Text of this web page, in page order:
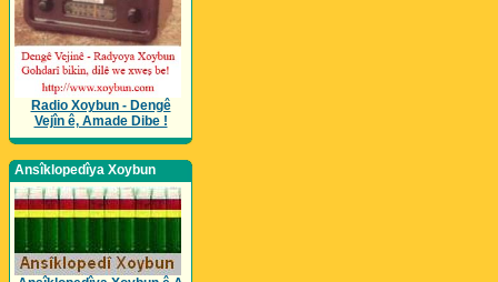
Radio Xoybun - Dengê
Vejîn ê, Amade Dibe !
Ansîklopedîya Xoybun